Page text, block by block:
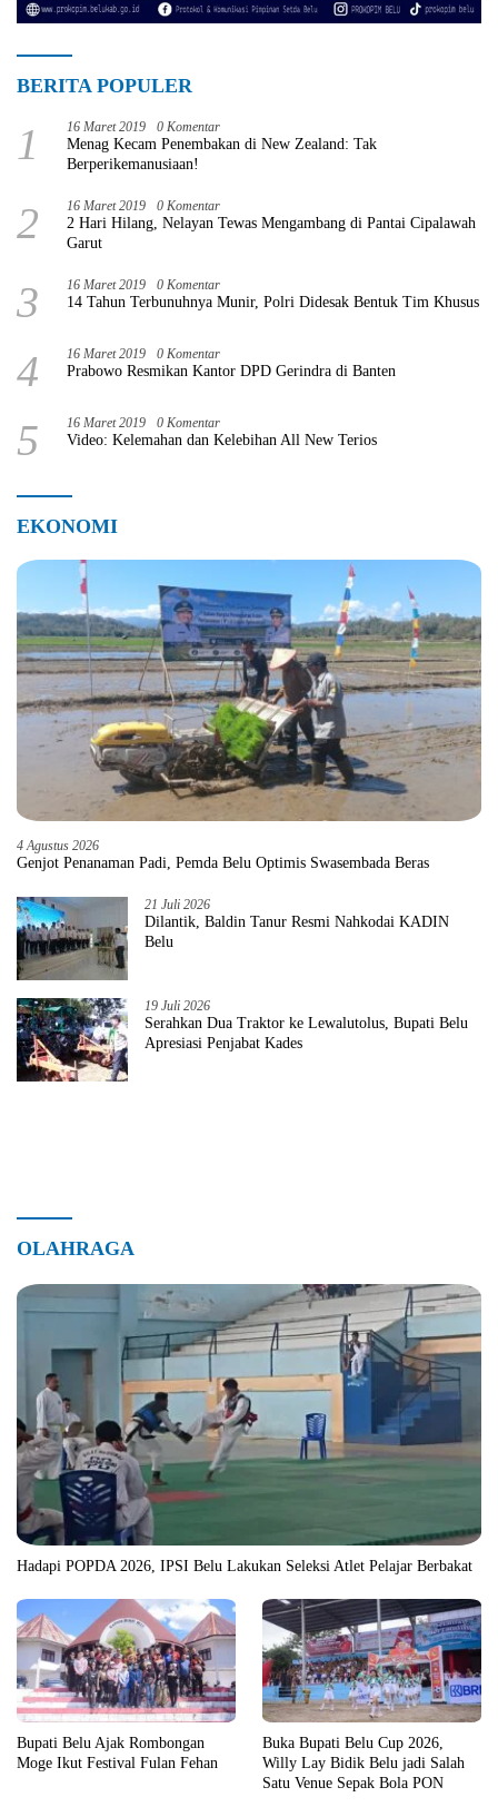
BERITA POPULER
1 16 Maret 2019 0 Komentar
Menag Kecam Penembakan di New Zealand: Tak
Berperikemanusiaan!
2 16 Maret 2019 0 Komentar
2 Hari Hilang, Nelayan Tewas Mengambang di Pantai Cipalawah
Garut
3 16 Maret 2019 0 Komentar
14 Tahun Terbunuhnya Munir, Polri Didesak Bentuk Tim Khusus
4 16 Maret 2019 0 Komentar
Prabowo Resmikan Kantor DPD Gerindra di Banten
5 16 Maret 2019 0 Komentar
Video: Kelemahan dan Kelebihan All New Terios
EKONOMI
4 Agustus 2026
Genjot Penanaman Padi, Pemda Belu Optimis Swasembada Beras
21 Juli 2026
Dilantik, Baldin Tanur Resmi Nahkodai KADIN
Belu
19 Juli 2026
Serahkan Dua Traktor ke Lewalutolus, Bupati Belu
Apresiasi Penjabat Kades
OLAHRAGA
Hadapi POPDA 2026, IPSI Belu Lakukan Seleksi Atlet Pelajar Berbakat
Bupati Belu Ajak Rombongan
Moge Ikut Festival Fulan Fehan
Buka Bupati Belu Cup 2026,
Willy Lay Bidik Belu jadi Salah
Satu Venue Sepak Bola PON